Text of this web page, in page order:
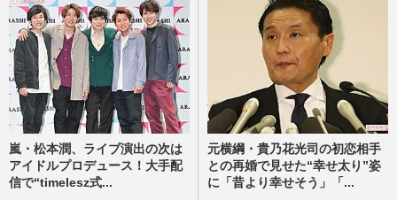
嵐・松本潤、ライブ演出の次は
アイドルプロデュース！大手配
信で“timelesz式...
元横綱・貴乃花光司の初恋相手
との再婚で見せた“幸せ太り”姿
に「昔より幸せそう」「...